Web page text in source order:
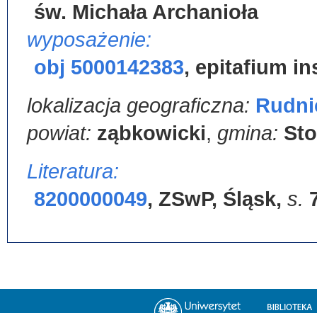
św. Michała Archanioła
wyposażenie:
obj 5000142383, epitafium
lokalizacja geograficzna:
powiat: ząbkowicki, gmina:
Literatura:
8200000049, ZSwP, Śląsk, s.